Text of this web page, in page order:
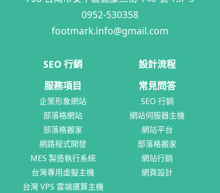
0952-530358
footmark.info@gmail.com
SEO 行銷
服務項目
企業形象網站
部落格網站
部落格搬家
網路程式開發
MES 製造執行系統
台灣專用虛擬主機
台灣 VPS 雲端運算主機
設計流程
常見問答
SEO 行銷
網站伺服器主機
網站平台
部落格搬家
網站行銷
網頁設計